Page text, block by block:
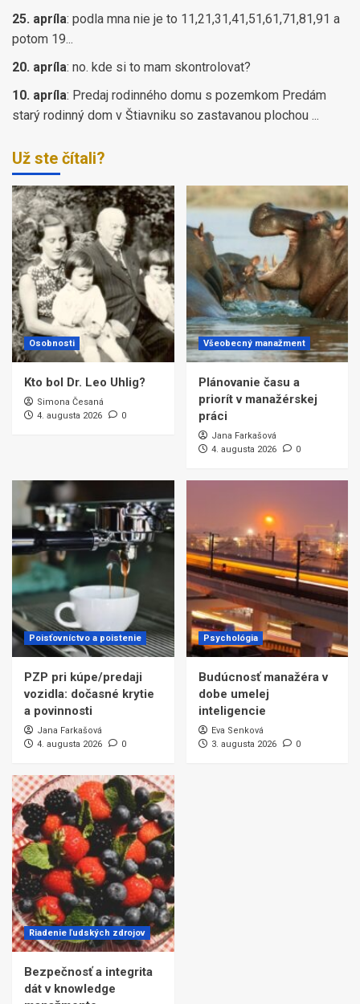
25. apríla: podla mna nie je to 11,21,31,41,51,61,71,81,91 a
potom 19...
20. apríla: no. kde si to mam skontrolovat?
10. apríla: Predaj rodinného domu s pozemkom Predám
starý rodinný dom v Štiavniku so zastavanou plochou ...
Už ste čítali?
Osobnosti
Kto bol Dr. Leo Uhlig?
Simona Česaná
4. augusta 2026
0
Všeobecný manažment
Plánovanie času a
priorít v manažérskej
práci
Jana Farkašová
4. augusta 2026
0
Poisťovníctvo a poistenie
PZP pri kúpe/predaji
vozidla: dočasné krytie
a povinnosti
Jana Farkašová
4. augusta 2026
0
Psychológia
Budúcnosť manažéra v
dobe umelej
inteligencie
Eva Senková
3. augusta 2026
0
Riadenie ľudských zdrojov
Bezpečnosť a integrita
dát v knowledge